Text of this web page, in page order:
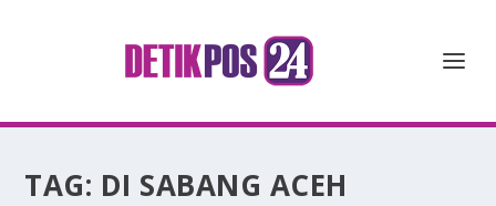
TAG: DI SABANG ACEH